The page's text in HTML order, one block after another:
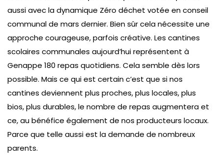
aussi avec la dynamique Zéro déchet votée en conseil
communal de mars dernier. Bien sûr cela nécessite une
approche courageuse, parfois créative. Les cantines
scolaires communales aujourd’hui représentent à
Genappe 180 repas quotidiens. Cela semble dès lors
possible. Mais ce qui est certain c’est que si nos
cantines deviennent plus proches, plus locales, plus
bios, plus durables, le nombre de repas augmentera et
ce, au bénéfice également de nos producteurs locaux.
Parce que telle aussi est la demande de nombreux
parents.